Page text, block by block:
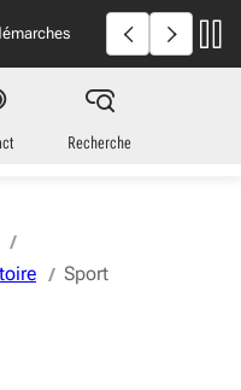
Incendies en
utiles
Recherche
Sport